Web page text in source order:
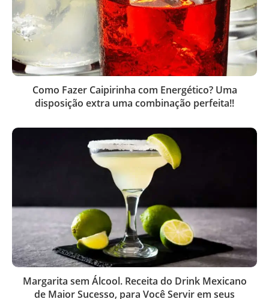
Como Fazer Caipirinha com Energético? Uma
disposição extra uma combinação perfeita!!
Margarita sem Álcool. Receita do Drink Mexicano
de Maior Sucesso, para Você Servir em seus